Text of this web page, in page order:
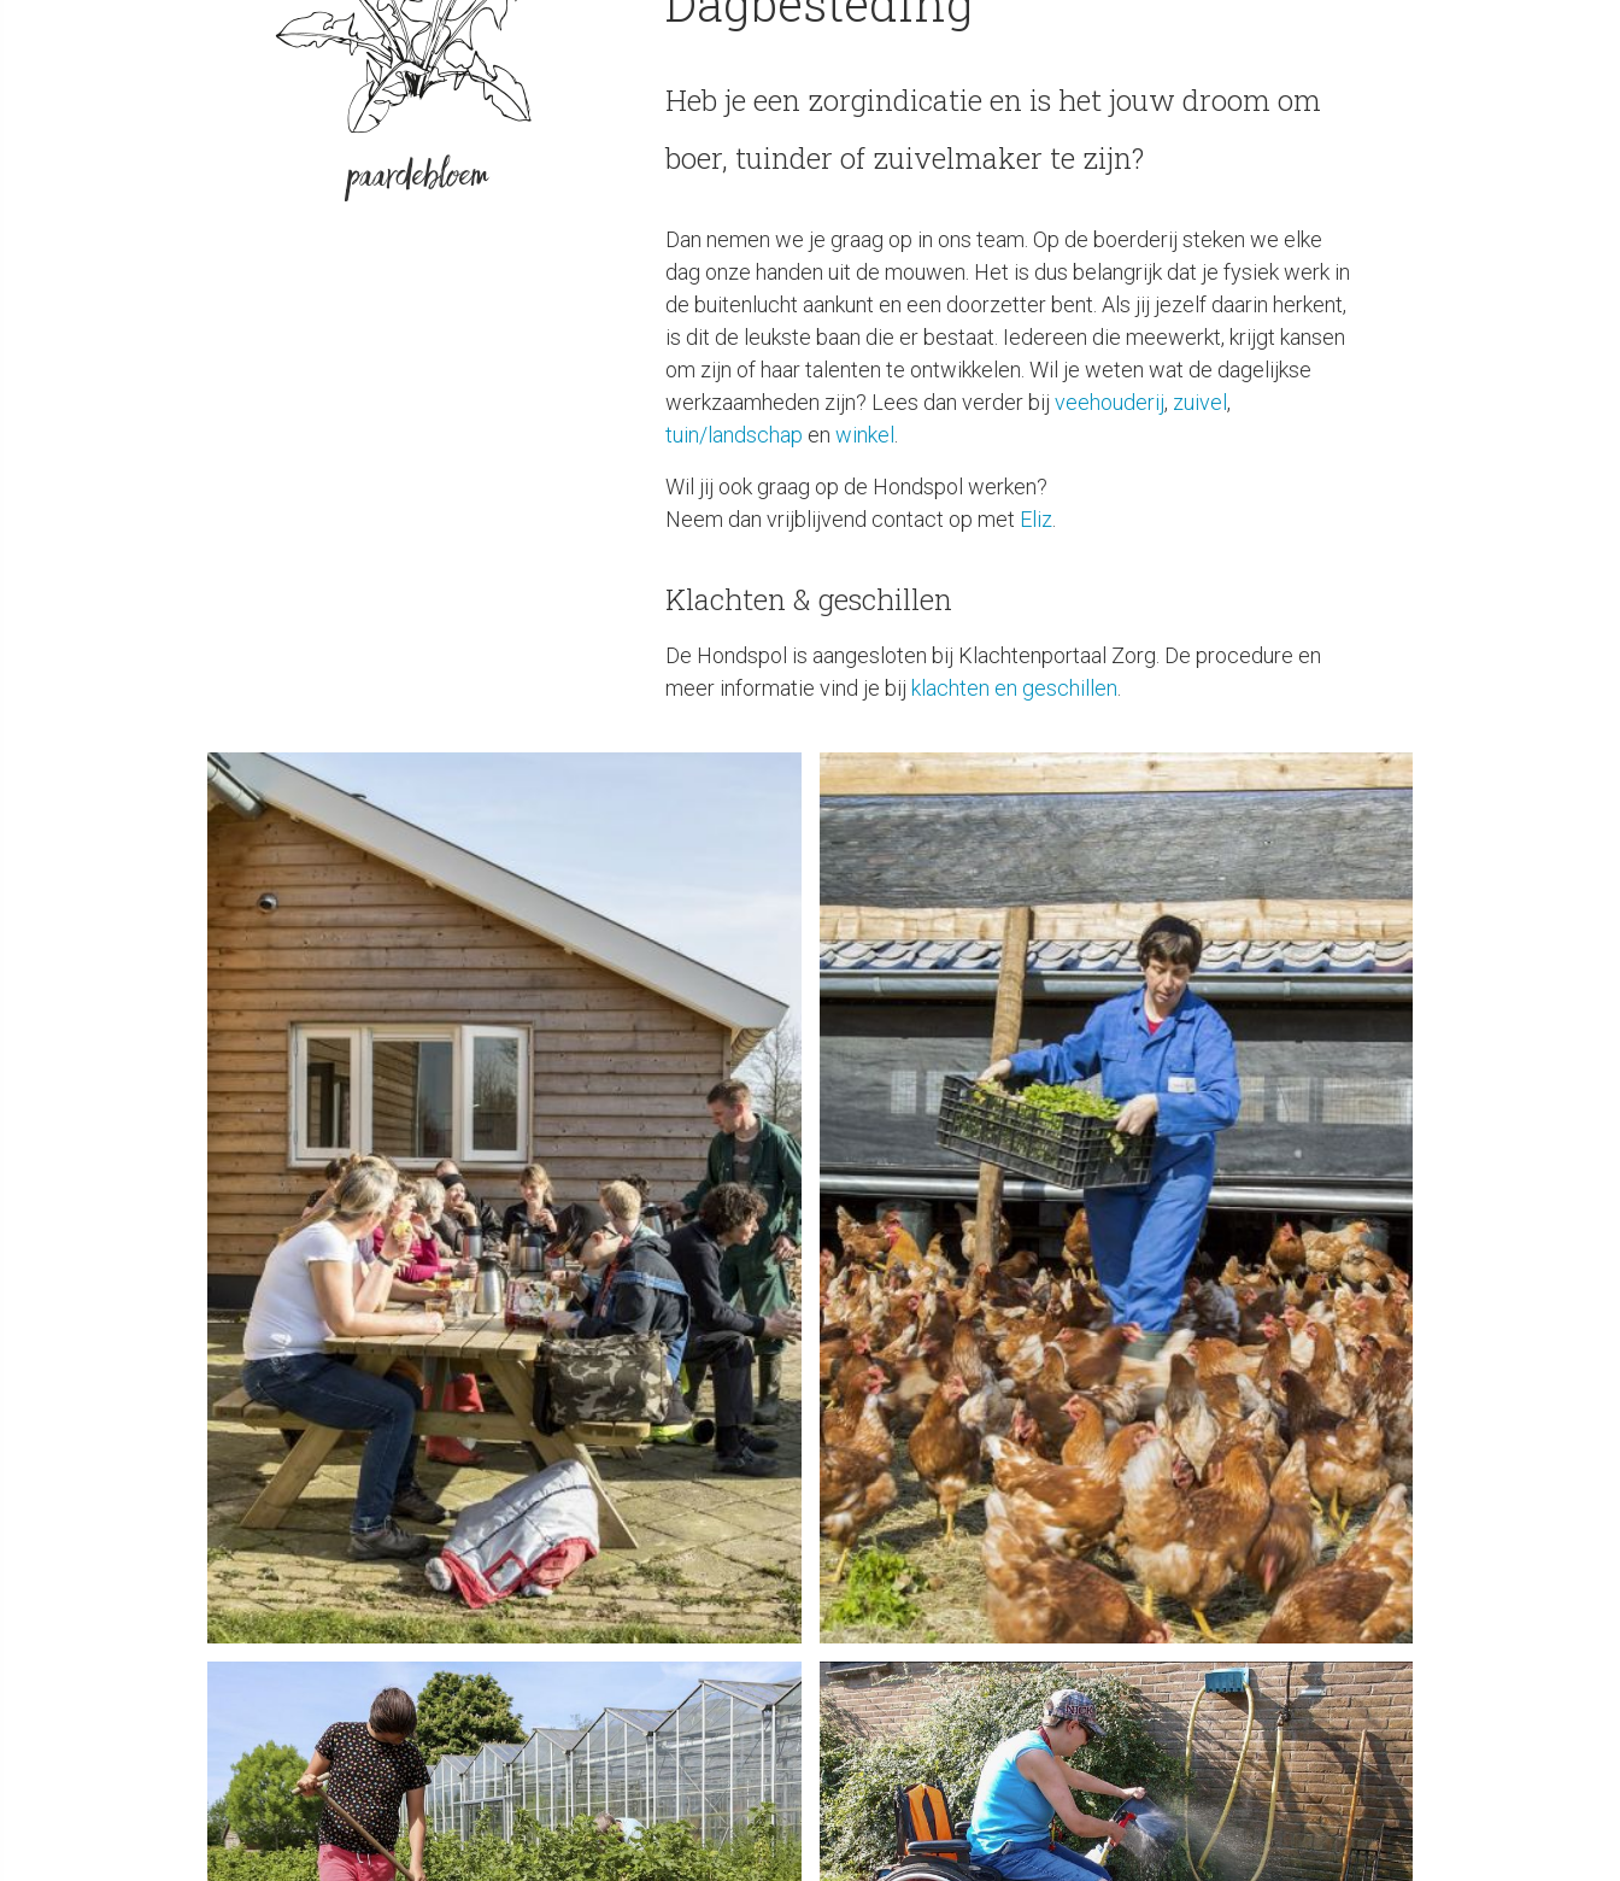
paardebloem
Heb je een zorgindicatie en is het jouw droom om
boer, tuinder of zuivelmaker te zijn?
Dan nemen we je graag op in ons team. Op de boerderij steken we elke
dag onze handen uit de mouwen. Het is dus belangrijk dat je fysiek werk in
de buitenlucht aankunt en een doorzetter bent. Als jij jezelf daarin herkent,
is dit de leukste baan die er bestaat. Iedereen die meewerkt, krijgt kansen
om zijn of haar talenten te ontwikkelen. Wil je weten wat de dagelijkse
werkzaamheden zijn? Lees dan verder bij veehouderij, zuivel ,
tuin/landschap en winkel
Wil jij ook graag op de Hondspol werken?
Neem dan vrijblijvend contact op met Eliz
Klachten & geschillen
De Hondspol is aangesloten bij Klachtenportaal Zorg. De procedure en
meer informatie vind je bij klachten en geschillen